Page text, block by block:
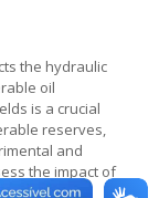
the hydraulic
oil
is a crucial
reserves,
and
the impact of
crucial for